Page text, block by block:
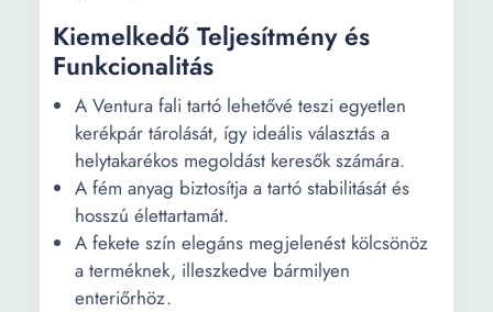
Kiemelkedő Teljesítmény és
Funkcionalitás
A Ventura fali tartó lehetővé teszi egyetlen
kerékpár tárolását, így ideális választás a
helytakarékos megoldást keresők számára.
A fém anyag biztosítja a tartó stabilitását és
hosszú élettartamát.
A fekete szín elegáns megjelenést kölcsönöz
a terméknek, illeszkedve bármilyen
enteriőrhöz.